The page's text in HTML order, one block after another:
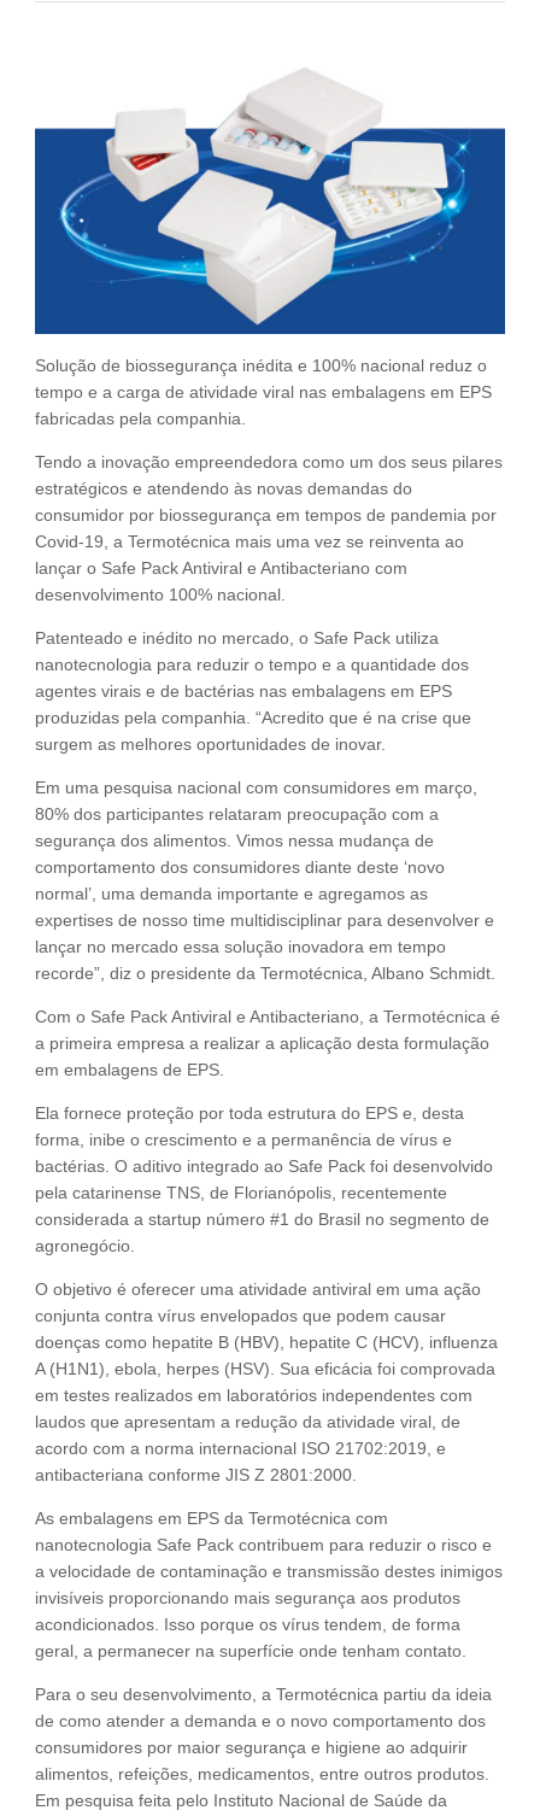
SEJA UM ASSOCIADO
Solução de biossegurança inédita e 100% nacional reduz o
tempo e a carga de atividade viral nas embalagens em EPS
fabricadas pela companhia.
Tendo a inovação empreendedora como um dos seus pilares
estratégicos e atendendo às novas demandas do
consumidor por biossegurança em tempos de pandemia por
Covid-19, a Termotécnica mais uma vez se reinventa ao
lançar o Safe Pack Antiviral e Antibacteriano com
desenvolvimento 100% nacional.
Patenteado e inédito no mercado, o Safe Pack utiliza
nanotecnologia para reduzir o tempo e a quantidade dos
agentes virais e de bactérias nas embalagens em EPS
produzidas pela companhia. “Acredito que é na crise que
surgem as melhores oportunidades de inovar.
Em uma pesquisa nacional com consumidores em março,
80% dos participantes relataram preocupação com a
segurança dos alimentos. Vimos nessa mudança de
comportamento dos consumidores diante deste ‘novo
normal’, uma demanda importante e agregamos as
expertises de nosso time multidisciplinar para desenvolver e
lançar no mercado essa solução inovadora em tempo
recorde”, diz o presidente da Termotécnica, Albano Schmidt.
Com o Safe Pack Antiviral e Antibacteriano, a Termotécnica é
a primeira empresa a realizar a aplicação desta formulação
em embalagens de EPS.
Ela fornece proteção por toda estrutura do EPS e, desta
forma, inibe o crescimento e a permanência de vírus e
bactérias. O aditivo integrado ao Safe Pack foi desenvolvido
pela catarinense TNS, de Florianópolis, recentemente
considerada a startup número #1 do Brasil no segmento de
agronegócio.
O objetivo é oferecer uma atividade antiviral em uma ação
conjunta contra vírus envelopados que podem causar
doenças como hepatite B (HBV), hepatite C (HCV), influenza
A (H1N1), ebola, herpes (HSV). Sua eficácia foi comprovada
em testes realizados em laboratórios independentes com
laudos que apresentam a redução da atividade viral, de
acordo com a norma internacional ISO 21702:2019, e
antibacteriana conforme JIS Z 2801:2000.
As embalagens em EPS da Termotécnica com
nanotecnologia Safe Pack contribuem para reduzir o risco e
a velocidade de contaminação e transmissão destes inimigos
invisíveis proporcionando mais segurança aos produtos
acondicionados. Isso porque os vírus tendem, de forma
geral, a permanecer na superfície onde tenham contato.
Para o seu desenvolvimento, a Termotécnica partiu da ideia
de como atender a demanda e o novo comportamento dos
consumidores por maior segurança e higiene ao adquirir
alimentos, refeições, medicamentos, entre outros produtos.
Em pesquisa feita pelo Instituto Nacional de Saúde da